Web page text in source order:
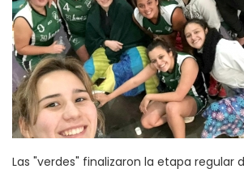
Las "verdes" finalizaron la etapa regular